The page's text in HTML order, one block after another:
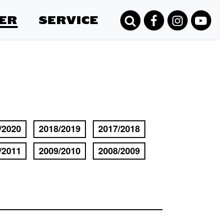
SERVICE
2018/2019
2017/2018
2009/2010 2008/2009